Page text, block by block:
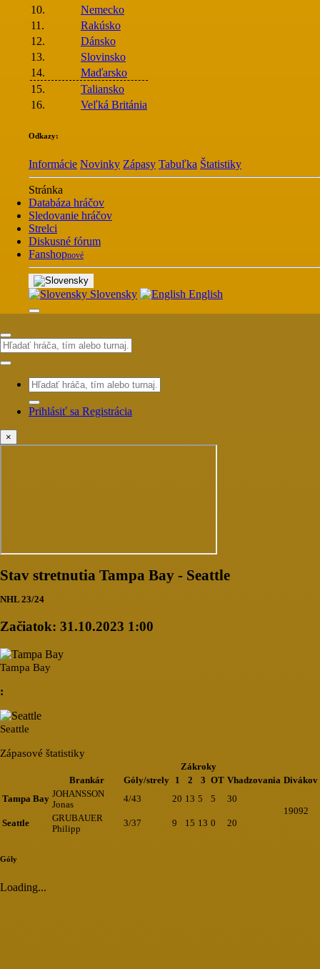
10.
Nemecko
11.
Rakúsko
12.
Dánsko
13.
Slovinsko
14.
Maďarsko
15.
Taliansko
16.
Veľká Británia
Odkazy:
Informácie Novinky Zápasy Tabuľka Štatistiky
Stránka
Databáza hráčov
Sledovanie hráčov
Strelci
Diskusné fórum
Fanshopnové
Slovensky English
Prihlásiť sa Registrácia
×
Stav stretnutia Tampa Bay - Seattle
NHL 23/24
Začiatok: 31.10.2023 1:00
Tampa Bay
:
Seattle
Zápasové štatistiky
Zákroky
Brankár
Góly/strely 1 2 3 OT Vhadzovania Divákov
Tampa Bay JOHANSSON
Jonas
4/43 20 13 5 5
30
19092
Seattle
GRUBAUER
Philipp
3/37 9 15 13 0 20
Góly
Loading...